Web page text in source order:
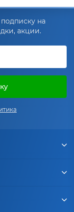
на
акции.